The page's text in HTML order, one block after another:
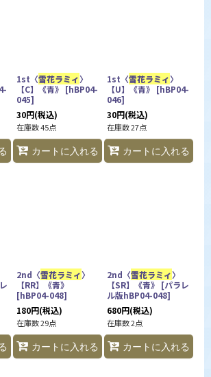
1st〈雪花ラミィ〉
【C】《青》 [hBP04-
045]
30円(税込)
在庫数 45点
カートに入れる
1st〈雪花ラミィ〉
【U】《青》 [hBP04-
046]
30円(税込)
在庫数 27点
カートに入れる
2nd〈雪花ラミィ〉
【RR】《青》
[hBP04-048]
180円(税込)
在庫数 29点
カートに入れる
2nd〈雪花ラミィ〉
【SR】《青》 [パラレ
ル版hBP04-048]
680円(税込)
在庫数 2点
カートに入れる